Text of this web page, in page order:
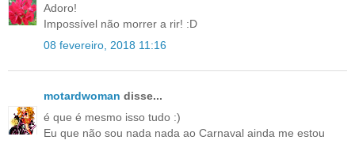
Adoro!
Impossível não morrer a rir! :D
08 fevereiro, 2018 11:16
motardwoman disse...
é que é mesmo isso tudo :)
Eu que não sou nada nada ao Carnaval ainda me estou